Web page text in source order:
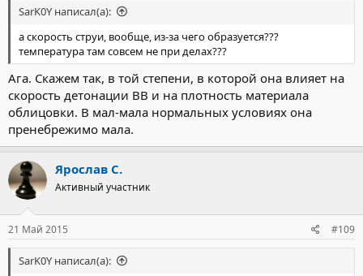
SarK0Y написал(а):
а скорость струи, вообще, из-за чего образуется???
температура там совсем не при делах???
Ага. Скажем так, в той степени, в которой она влияет на
скорость детонации ВВ и на плотность материала
облицовки. В мал-мала нормальных условиях она
пренебрежимо мала.
Ярослав С.
Активный участник
21 Май 2015 #109
SarK0Y написал(а):